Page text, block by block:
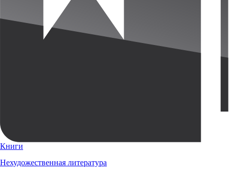
Книги
Нехудожественная литература